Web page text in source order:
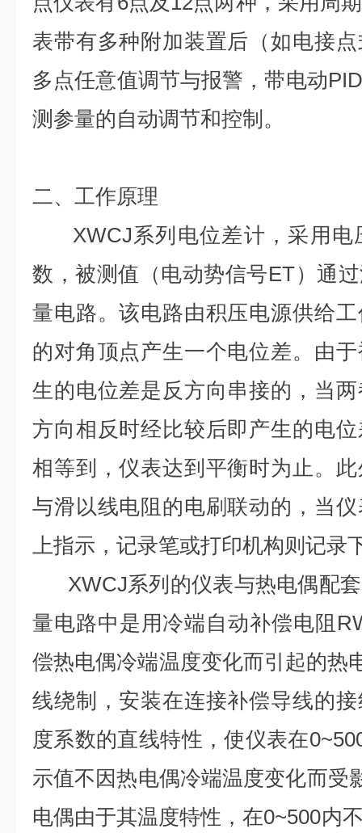
表带有多种附加装置后（如电接
多点任意值调节与报警，带电动
测参量的自动调节和控制。
二、工作原理
XWCJ系列电位差计，采用电
数，被测值（电动势信号ET）通
量电路。该电路由积压电源供给
的对角顶点产生一个电位差。由
生的电位差是反方向串接的，当
方向相反时经比较后即产生的电
相等到，仪表达到平衡时为止。
与滑以线电阻的电刷联动的，当
上指示，记录笔或打印机构则记录
XWCJ系列的仪表与热电偶配套
量电路中是用冷端自动补偿电阻
偿热电偶冷端温度变化而引起的热
线绕制，安装在连接补偿导线的
度系数的直线特性，使仪表在
示值不因热电偶冷端温度变化而受
电偶由于其温度特性，在0~500内